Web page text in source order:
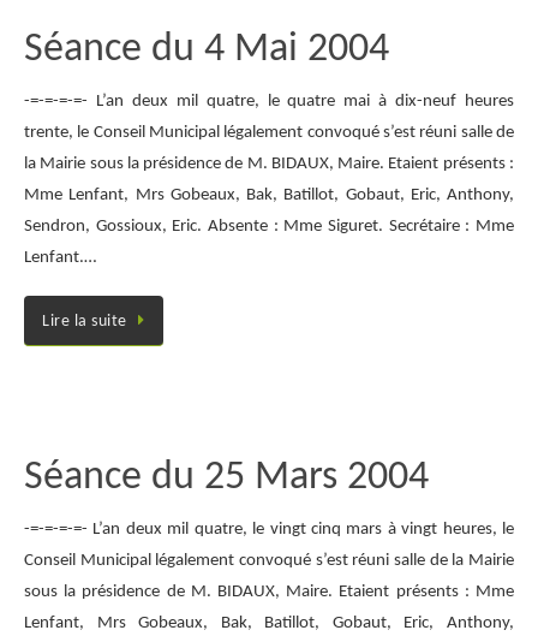
Séance du 4 Mai 2004
-=-=-=-=- L’an deux mil quatre, le quatre mai à dix-neuf heures
trente, le Conseil Municipal légalement convoqué s’est réuni salle de
la Mairie sous la présidence de M. BIDAUX, Maire. Etaient présents :
Mme Lenfant, Mrs Gobeaux, Bak, Batillot, Gobaut, Eric, Anthony,
Sendron, Gossioux, Eric. Absente : Mme Siguret. Secrétaire : Mme
Lenfant.…
Lire la suite
Séance du 25 Mars 2004
-=-=-=-=- L’an deux mil quatre, le vingt cinq mars à vingt heures, le
Conseil Municipal légalement convoqué s’est réuni salle de la Mairie
sous la présidence de M. BIDAUX, Maire. Etaient présents : Mme
Lenfant, Mrs Gobeaux, Bak, Batillot, Gobaut, Eric, Anthony,